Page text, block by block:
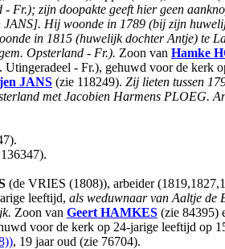
Fr.); zijn doopakte geeft hier geen
JANS]. Hij woonde in 1789 (bij zijn
in 1815 (huwelijk dochter Antje) te
Opsterland - Fr.). Zoon van Hamke
- Fr.), gehuwd voor de kerk
JANS (zie 118249). Zij lieten tussen
met Jacobien Harmens PLOEG.
(de VRIES (1808)), arbeider
leeftijd, als weduwnaar van Aaltje de
Zoon van Geert HAMKES (zie 84395)
voor de kerk op 24-jarige leeftijd op
, 19 jaar oud (zie 76704).